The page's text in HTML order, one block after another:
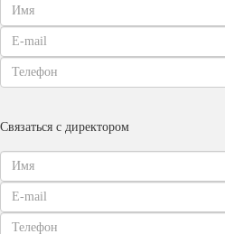
Связаться с директором